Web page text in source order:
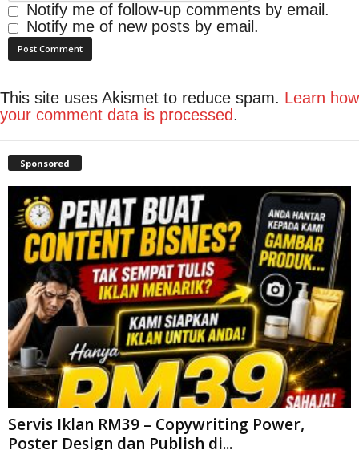
Notify me of follow-up comments by email.
Notify me of new posts by email.
This site uses Akismet to reduce spam. Learn how
your comment data is processed.
Sponsored
Servis Iklan RM39 – Copywriting Power,
Poster Design dan Publish di...